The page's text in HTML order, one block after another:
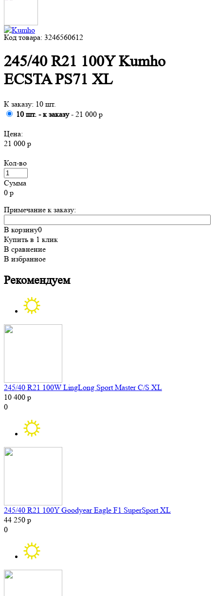
Код товара: 3246560612
245/40 R21 100Y Kumho
ECSTA PS71 XL
К заказу: 10 шт.
10 шт. - к заказу- 21 000 р
Цена:
21 000 р
Кол-во
Сумма
0 р
Примечание к заказу:
В корзину0
Купить в 1 клик
В сравнение
В избранное
Рекомендуем
245/40 R21 100W LingLong Sport Master C/S XL
10 400 р
0
245/40 R21 100Y Goodyear Eagle F1 SuperSport XL
44 250 р
0